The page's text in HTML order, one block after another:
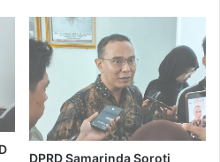
DPRD Samarinda Soroti